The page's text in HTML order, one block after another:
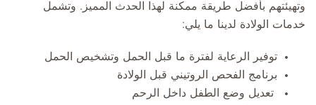
وتهيئتهم بأفضل طريقة ممكنة لهذا الحدث المميز. وتشمل
خدمات الولادة لدينا ما يلي:
توفير الرعاية لفترة ما قبل الحمل وتشخيص الحمل
برنامج الفحص الروتيني قبل الولادة
تعديل وضع الطفل داخل الرحم